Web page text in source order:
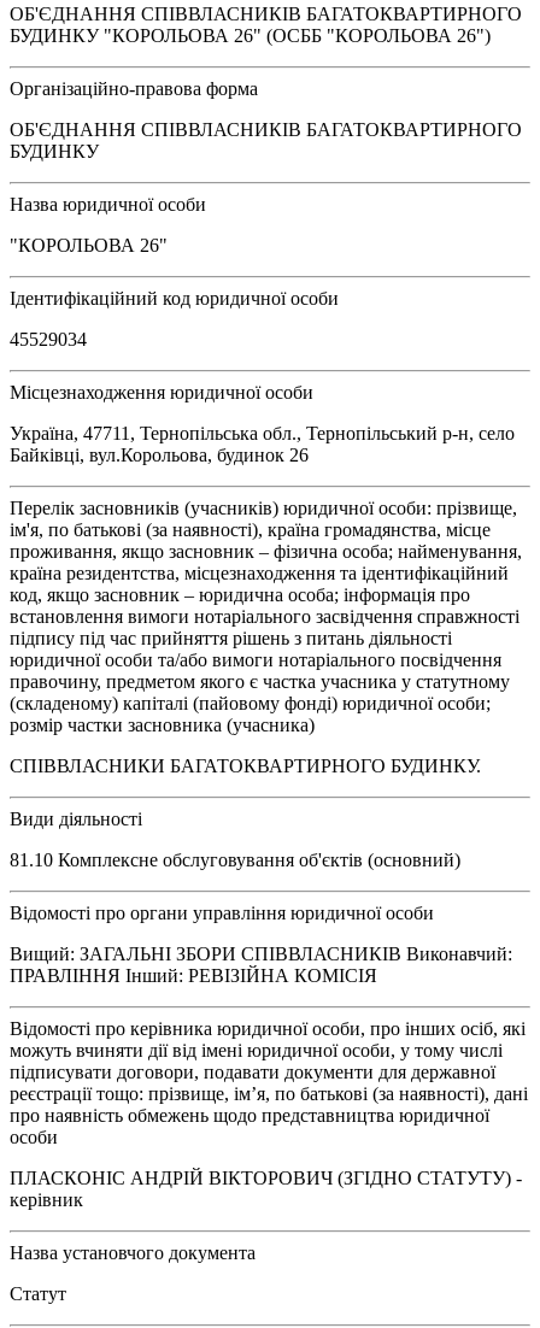
ОБ'ЄДНАННЯ СПІВВЛАСНИКІВ БАГАТОКВАРТИРНОГО
БУДИНКУ "КОРОЛЬОВА 26" (ОСББ "КОРОЛЬОВА 26")
Організаційно-правова форма
ОБ'ЄДНАННЯ СПІВВЛАСНИКІВ БАГАТОКВАРТИРНОГО
БУДИНКУ
Назва юридичної особи
"КОРОЛЬОВА 26"
Ідентифікаційний код юридичної особи
45529034
Місцезнаходження юридичної особи
Україна, 47711, Тернопільська обл., Тернопільський р-н, село
Байківці, вул.Корольова, будинок 26
Перелік засновників (учасників) юридичної особи: прізвище,
ім'я, по батькові (за наявності), країна громадянства, місце
проживання, якщо засновник – фізична особа; найменування,
країна резидентства, місцезнаходження та ідентифікаційний
код, якщо засновник – юридична особа; інформація про
встановлення вимоги нотаріального засвідчення справжності
підпису під час прийняття рішень з питань діяльності
юридичної особи та/або вимоги нотаріального посвідчення
правочину, предметом якого є частка учасника у статутному
(складеному) капіталі (пайовому фонді) юридичної особи;
розмір частки засновника (учасника)
СПІВВЛАСНИКИ БАГАТОКВАРТИРНОГО БУДИНКУ.
Види діяльності
81.10 Комплексне обслуговування об'єктів (основний)
Відомості про органи управління юридичної особи
Вищий: ЗАГАЛЬНІ ЗБОРИ СПІВВЛАСНИКІВ Виконавчий:
ПРАВЛІННЯ Інший: РЕВІЗІЙНА КОМІСІЯ
Відомості про керівника юридичної особи, про інших осіб, які
можуть вчиняти дії від імені юридичної особи, у тому числі
підписувати договори, подавати документи для державної
реєстрації тощо: прізвище, ім’я, по батькові (за наявності), дані
про наявність обмежень щодо представництва юридичної
особи
ПЛАСКОНІС АНДРІЙ ВІКТОРОВИЧ (ЗГІДНО СТАТУТУ) -
керівник
Назва установчого документа
Статут